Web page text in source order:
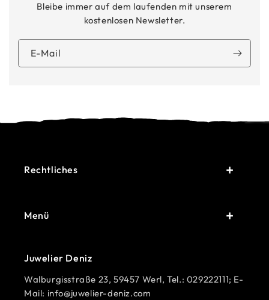
Bleibe immer auf dem laufenden mit unserem
kostenlosen Newsletter.
E-Mail
Rechtliches
Menü
Juwelier Deniz
Walburgisstraße 23, 59457 Werl, Tel.: 029222111; E-
Mail: info@juwelier-deniz.com